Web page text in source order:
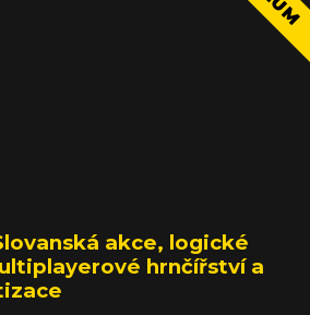
akce, logické
hrnčířství a